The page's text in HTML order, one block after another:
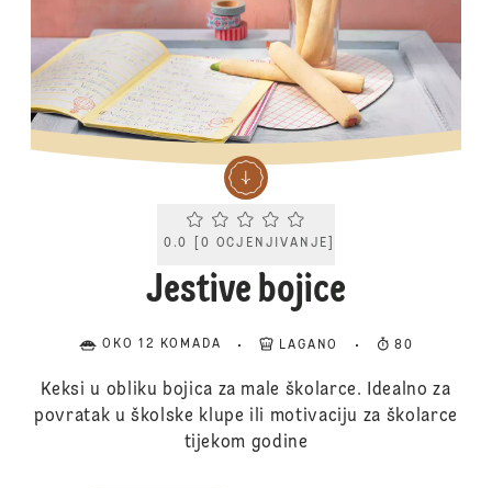
Current rating 0.0. Click to rate.
0.0 [0 OCJENJIVANJE
Jestive bojice
OKO 12 KOMADA LAGANO 80
Keksi u obliku bojica za male školarce. Idealno za
povratak u školske klupe ili motivaciju za školarce
tijekom godine